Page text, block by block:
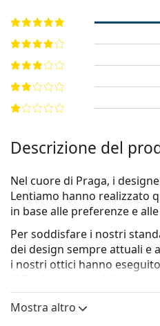
Descrizione del
Nel cuore di Praga, i
Lentiamo hanno realizzato
in base alle preferenze e
Per soddisfare i nostri
dei design sempre attuali e
i nostri ottici hanno
Utilizziamo
nostre montature si
collezione si compone di
Mostra altro